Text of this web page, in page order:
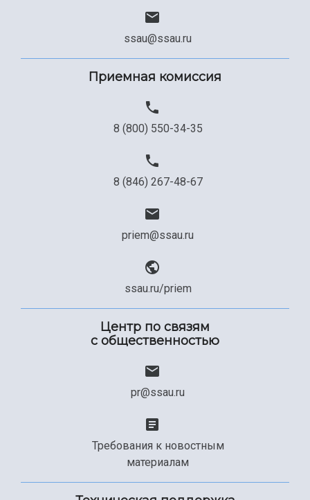
ssau@ssau.ru
Приемная комиссия
8 (800) 550-34-35
8 (846) 267-48-67
priem@ssau.ru
ssau.ru/priem
Центр по связям
с общественностью
pr@ssau.ru
Требования к новостным
материалам